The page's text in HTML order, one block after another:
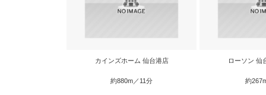
カインズホーム 仙台港店
約880m／11分
ローソン 仙
約